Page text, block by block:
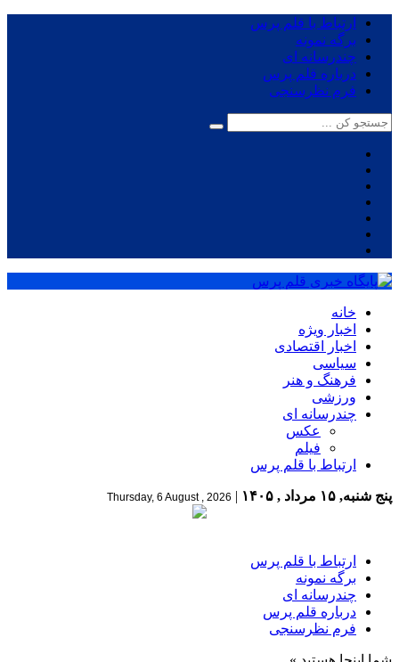
ارتباط با قلم پرس
برگه نمونه
چندرسانه ای
درباره قلم پرس
فرم نظرسنجی
خانه
اخبار ویژه
اخبار اقتصادی
سیاسی
فرهنگ و هنر
ورزشی
چندرسانه ای
عکس
فیلم
ارتباط با قلم پرس
پنج شنبه, ۱۵ مرداد , ۱۴۰۵ |
Thursday, 6 August , 2026
ارتباط با قلم پرس
برگه نمونه
چندرسانه ای
درباره قلم پرس
فرم نظرسنجی